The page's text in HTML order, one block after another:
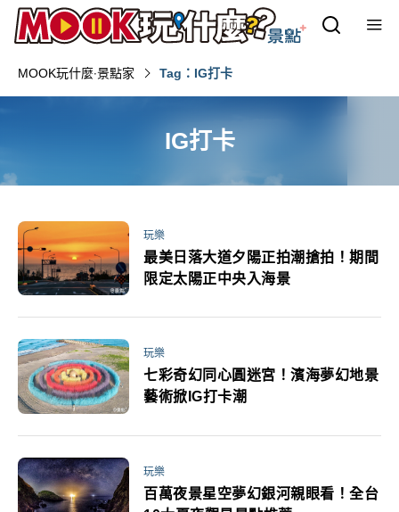
MOOK玩什麼‧景點家 Tag：IG打卡
IG打卡
玩樂
最美日落大道夕陽正拍潮搶拍！期間
限定太陽正中央入海景
玩樂
七彩奇幻同心圓迷宮！濱海夢幻地景
藝術掀IG打卡潮
玩樂
百萬夜景星空夢幻銀河親眼看！全台